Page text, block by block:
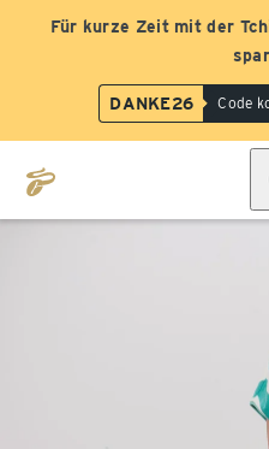
Für kurze Zeit mit der
DANKE26 Code